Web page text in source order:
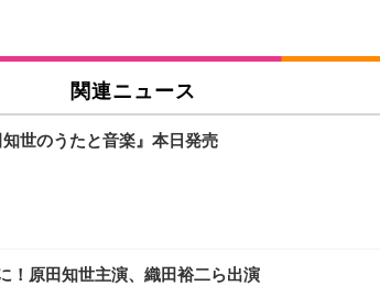
関連ニュース
世のうたと音楽』本日発売
！原田知世主演、織田裕二ら出演